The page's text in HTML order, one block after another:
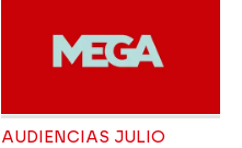
AUDIENCIAS JULIO